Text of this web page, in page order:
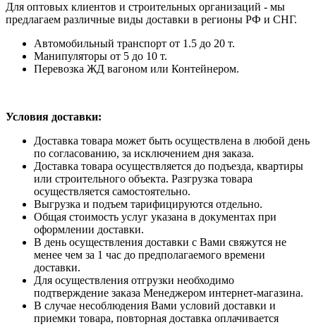
Для оптовых клиентов и строительных организаций - мы
предлагаем различные виды доставки в регионы РФ и СНГ.
Автомобильный транспорт от 1.5 до 20 т.
Манипуляторы от 5 до 10 т.
Перевозка ЖД вагоном или Контейнером.
Условия доставки:
Доставка товара может быть осуществлена в любой день
по согласованию, за исключением дня заказа.
Доставка товара осуществляется до подъезда, квартиры
или строительного объекта. Разгрузка товара
осуществляется самостоятельно.
Выгрузка и подъем тарифицируются отдельно.
Общая стоимость услуг указана в документах при
оформлении доставки.
В день осуществления доставки с Вами свяжутся не
менее чем за 1 час до предполагаемого времени
доставки.
Для осуществления отгрузки необходимо
подтверждение заказа Менеджером интернет-магазина.
В случае несоблюдения Вами условий доставки и
приемки товара, повторная доставка оплачивается